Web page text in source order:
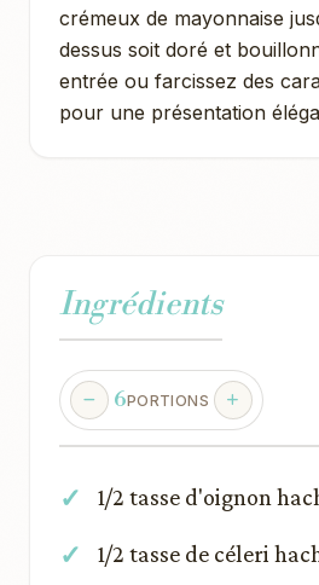
crémeux de mayonnaise
dessus soit doré et
entrée ou farcissez des
pour une présentation
Ingrédients
6PORTIONS
1/2 tasse d'oignon
1/2 tasse de céleri